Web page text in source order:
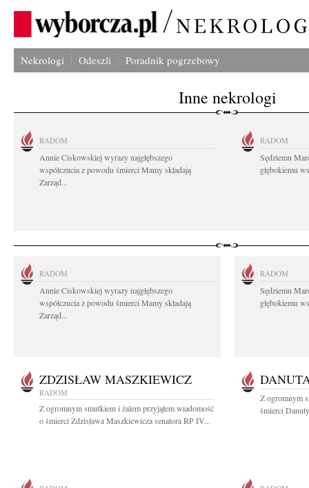
Nekrologi Odeszli Poradnik pogrzebowy
Inne nekrologi
RADOM
Annie Ciskowskiej wyrazy najgłębszego
współczucia z powodu śmierci Mamy składają
Zarząd...
RADOM
Sędziemu
głębokiemu
RADOM
Annie Ciskowskiej wyrazy najgłębszego
współczucia z powodu śmierci Mamy składają
Zarząd...
RADOM
Sędziemu
głębokiemu
ZDZISŁAW MASZKIEWICZ
RADOM
Z ogromnym smutkiem i żalem przyjąłem wiadomość
o śmierci Zdzisława Maszkiewicza senatora RP IV...
Z ogromnym
śmierci